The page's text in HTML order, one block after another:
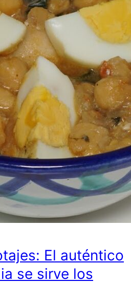
El auténtico
se sirve los